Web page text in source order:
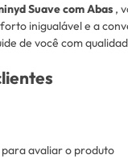
Suave com Abas ,
inigualável e a
de você com
avaliar o produto